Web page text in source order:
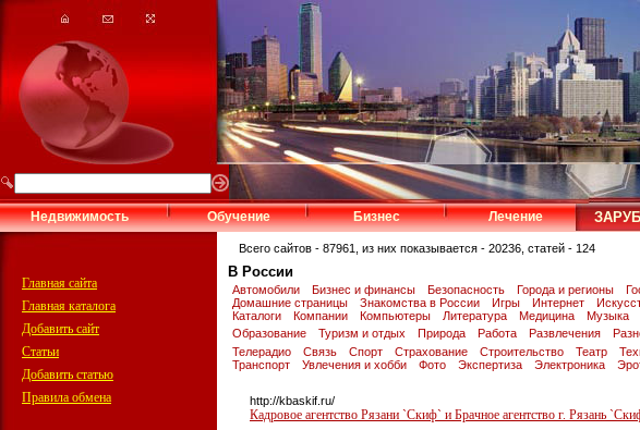
Недвижимость Обучение Бизнес Лечение
Главная сайта
Главная каталога
Добавить сайт
Статьи
Добавить статью
Правила обмена
Всего сайтов - 87961, из них показывается - 20236, статей - 124
В России
Автомобили Бизнес и финансы Безопасность Города и регионы
Домашние страницы
Знакомства в России Игры Интернет
Каталоги
Компании Компьютеры Литература Медицина Музыка
Образование
Туризм и отдых Природа Работа Развлечения
Телерадио
Связь Спорт Страхование Строительство Театр
Транспорт
Увлечения и хобби Фото Экспертиза Электроника
http://kbaskif.ru/
Кадровое агентство Рязани `Скиф` и Брачное агентство г. Рязань